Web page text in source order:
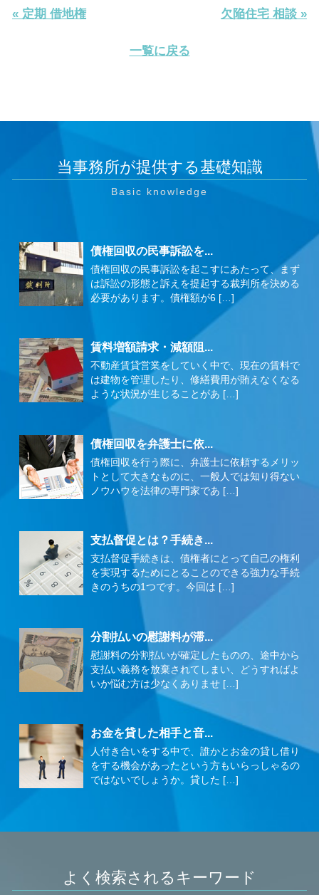
« 定期 借地権 欠陥住宅 相談 »
一覧に戻る
当事務所が提供する基礎知識
債権回収の民事訴訟を...
債権回収の民事訴訟を起こすにあたって、まず
は訴訟の形態と訴えを提起する裁判所を決める
必要があります。債権額が6 […]
賃料増額請求・減額阻...
不動産賃貸営業をしていく中で、現在の賃料で
は建物を管理したり、修繕費用が賄えなくなる
ような状況が生じることがあ […]
債権回収を弁護士に依...
債権回収を行う際に、弁護士に依頼するメリッ
トとして大きなものに、一般人では知り得ない
ノウハウを法律の専門家であ […]
支払督促とは？手続き...
支払督促手続きは、債権者にとって自己の権利
を実現するためにとることのできる強力な手続
きのうちの1つです。今回は […]
分割払いの慰謝料が滞...
慰謝料の分割払いが確定したものの、途中から
支払い義務を放棄されてしまい、どうすればよ
いか悩む方は少なくありませ […]
お金を貸した相手と音...
人付き合いをする中で、誰かとお金の貸し借り
をする機会があったという方もいらっしゃるの
ではないでしょうか。貸した […]
よく検索されるキーワード